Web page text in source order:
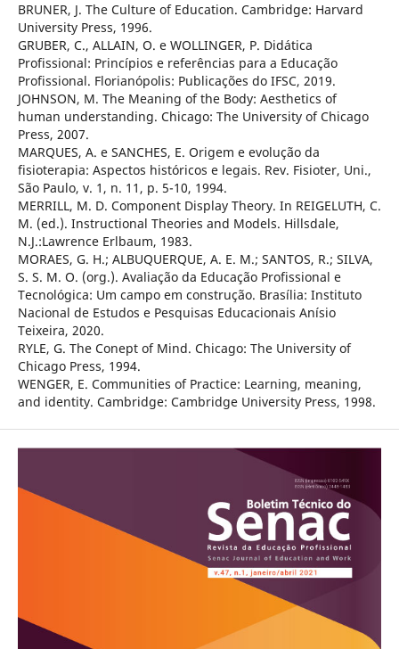
BRUNER, J. The Culture of Education. Cambridge: Harvard
University Press, 1996.
GRUBER, C., ALLAIN, O. e WOLLINGER, P. Didática
Profissional: Princípios e referências para a Educação
Profissional. Florianópolis: Publicações do IFSC, 2019.
JOHNSON, M. The Meaning of the Body: Aesthetics of
human understanding. Chicago: The University of Chicago
Press, 2007.
MARQUES, A. e SANCHES, E. Origem e evolução da
fisioterapia: Aspectos históricos e legais. Rev. Fisioter, Uni.,
São Paulo, v. 1, n. 11, p. 5-10, 1994.
MERRILL, M. D. Component Display Theory. In REIGELUTH, C.
M. (ed.). Instructional Theories and Models. Hillsdale,
N.J.:Lawrence Erlbaum, 1983.
MORAES, G. H.; ALBUQUERQUE, A. E. M.; SANTOS, R.; SILVA,
S. S. M. O. (org.). Avaliação da Educação Profissional e
Tecnológica: Um campo em construção. Brasília: Instituto
Nacional de Estudos e Pesquisas Educacionais Anísio
Teixeira, 2020.
RYLE, G. The Conept of Mind. Chicago: The University of
Chicago Press, 1994.
WENGER, E. Communities of Practice: Learning, meaning,
and identity. Cambridge: Cambridge University Press, 1998.